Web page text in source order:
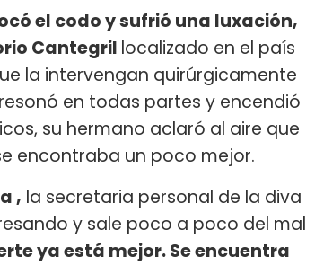
el codo y sufrió una luxación,
Cantegril localizado en el país
la intervengan quirúrgicamente
en todas partes y encendió
su hermano aclaró al aire que
encontraba un poco mejor.
, la secretaria personal de la diva
y sale poco a poco del mal
ya está mejor. Se encuentra